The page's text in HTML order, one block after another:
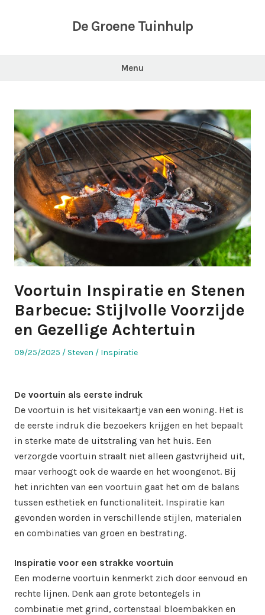
De Groene Tuinhulp
Menu
Voortuin Inspiratie en Stenen
Barbecue: Stijlvolle Voorzijde
en Gezellige Achtertuin
Posted
09/25/2025 Author
Steven
Posted
Inspiratie
De voortuin als eerste indruk
De voortuin is het visitekaartje van een woning. Het is
de eerste indruk die bezoekers krijgen en het bepaalt
in sterke mate de uitstraling van het huis. Een
verzorgde voortuin straalt niet alleen gastvrijheid uit,
maar verhoogt ook de waarde en het woongenot. Bij
het inrichten van een voortuin gaat het om de balans
tussen esthetiek en functionaliteit. Inspiratie kan
gevonden worden in verschillende stijlen, materialen
en combinaties van groen en bestrating.
Inspiratie voor een strakke voortuin
Een moderne voortuin kenmerkt zich door eenvoud en
rechte lijnen. Denk aan grote betontegels in
combinatie met grind, cortenstaal bloembakken en